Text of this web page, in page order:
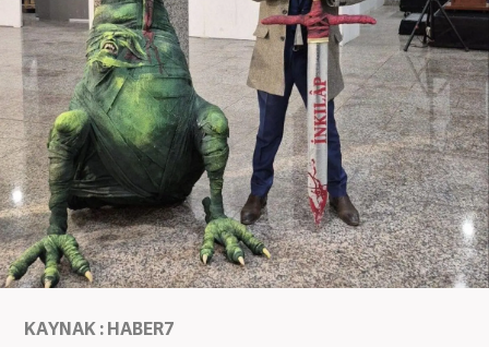
KAYNAK : HABER7